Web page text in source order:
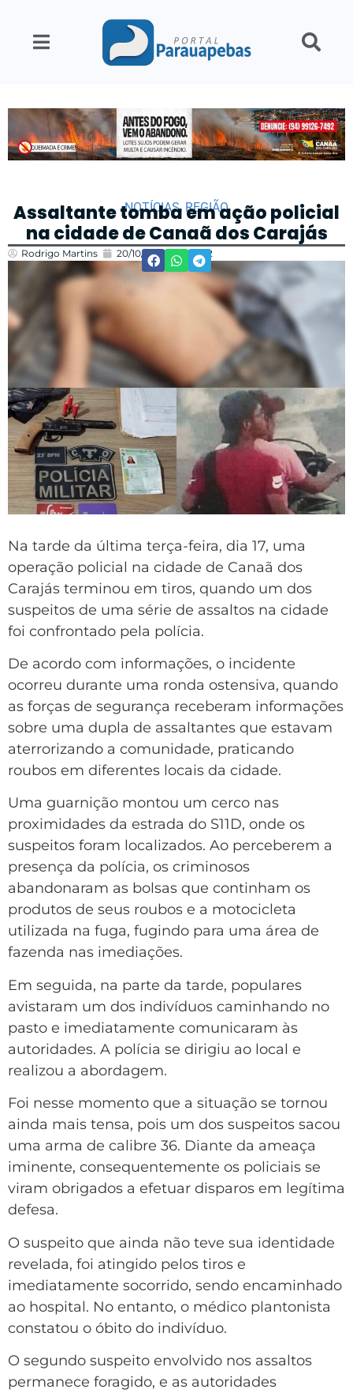
NOTÍCIAS, REGIÃO
Assaltante tomba em ação policial
na cidade de Canaã dos Carajás
Rodrigo Martins 20/10/2023 08:42
Na tarde da última terça-feira, dia 17, uma
operação policial na cidade de Canaã dos
Carajás terminou em tiros, quando um dos
suspeitos de uma série de assaltos na cidade
foi confrontado pela polícia.
De acordo com informações, o incidente
ocorreu durante uma ronda ostensiva, quando
as forças de segurança receberam informações
sobre uma dupla de assaltantes que estavam
aterrorizando a comunidade, praticando
roubos em diferentes locais da cidade.
Uma guarnição montou um cerco nas
proximidades da estrada do S11D, onde os
suspeitos foram localizados. Ao perceberem a
presença da polícia, os criminosos
abandonaram as bolsas que continham os
produtos de seus roubos e a motocicleta
utilizada na fuga, fugindo para uma área de
fazenda nas imediações.
Em seguida, na parte da tarde, populares
avistaram um dos indivíduos caminhando no
pasto e imediatamente comunicaram às
autoridades. A polícia se dirigiu ao local e
realizou a abordagem.
Foi nesse momento que a situação se tornou
ainda mais tensa, pois um dos suspeitos sacou
uma arma de calibre 36. Diante da ameaça
iminente, consequentemente os policiais se
viram obrigados a efetuar disparos em legítima
defesa.
O suspeito que ainda não teve sua identidade
revelada, foi atingido pelos tiros e
imediatamente socorrido, sendo encaminhado
ao hospital. No entanto, o médico plantonista
constatou o óbito do indivíduo.
O segundo suspeito envolvido nos assaltos
permanece foragido, e as autoridades